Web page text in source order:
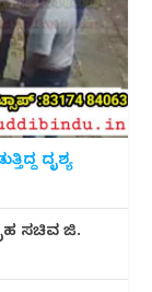
ದೃಶ್ಯ
ಸಚಿವ ಜಿ.